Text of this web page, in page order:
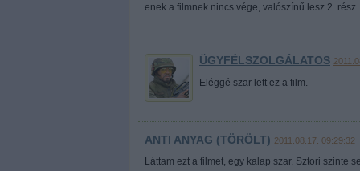
enek a filmnek nincs vége, valószínű lesz 2. rész.
ÜGYFÉLSZOLGÁLATOS
Eléggé szar lett ez a film.
ANTI ANYAG (TÖRÖLT) 2011.08.17. 09:29:32
Láttam ezt a filmet, egy kalap szar. Sztori szinte